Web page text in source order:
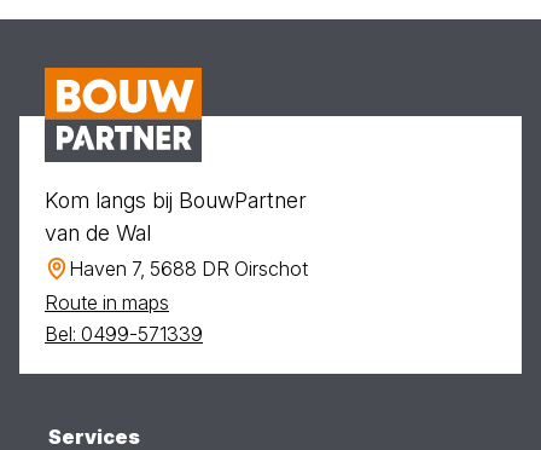
Kom langs bij BouwPartner
van de Wal
Haven 7, 5688 DR Oirschot
Route in maps
Bel: 0499-571339
Services